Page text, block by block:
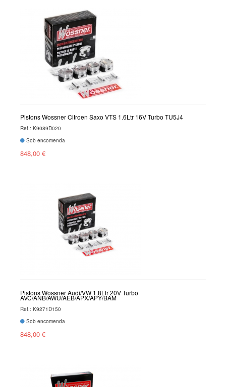
Pistons Wossner Citroen Saxo VTS 1.6Ltr 16V Turbo TU5J4
Ref.: K9089D020
Sob encomenda
848,00 €
Pistons Wossner Audi/VW 1.8Ltr 20V Turbo
AVC/ANB/AWU/AEB/APX/APY/BAM
Ref.: K9271D150
Sob encomenda
848,00 €